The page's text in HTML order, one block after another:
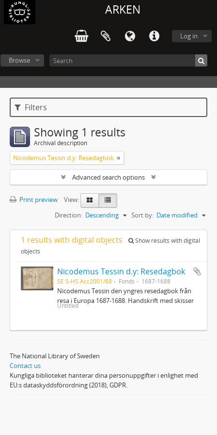
ARKEN
Log in
Browse
Filters
Showing 1 results
Archival description
Nicodemus Tessin d.y: Resedagbok
Advanced search options
Print preview
View:
Sort by: Date modified
Direction: Descending
1 results with digital objects
Show results with digital
objects
Nicodemus Tessin d.y: Resedagbok
SE S-HS Acc2001/88 Fonds 1687-1688
Nicodemus Tessin den yngres resedagbok från
resa i Europa 1687-1688. Handskrift med skisser
Untitled
The National Library of Sweden
Contact us
Kungliga biblioteket hanterar dina personuppgifter i enlighet med
EU:s dataskyddsförordning (2018), GDPR.